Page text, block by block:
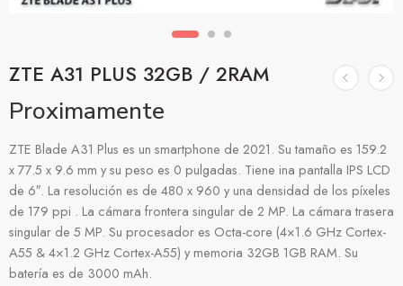
ZTE A31 PLUS 32GB / 2RAM
Proximamente
ZTE Blade A31 Plus es un smartphone de 2021. Su tamaño es 159.2
x 77.5 x 9.6 mm y su peso es 0 pulgadas. Tiene ina pantalla IPS LCD
de 6″. La resolución es de 480 x 960 y una densidad de los píxeles
de 179 ppi . La cámara frontera singular de 2 MP. La cámara trasera
singular de 5 MP. Su procesador es Octa-core (4×1.6 GHz Cortex-
A55 & 4×1.2 GHz Cortex-A55) y memoria 32GB 1GB RAM. Su
batería es de 3000 mAh.